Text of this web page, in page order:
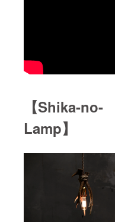
【Shika-no-
Lamp】